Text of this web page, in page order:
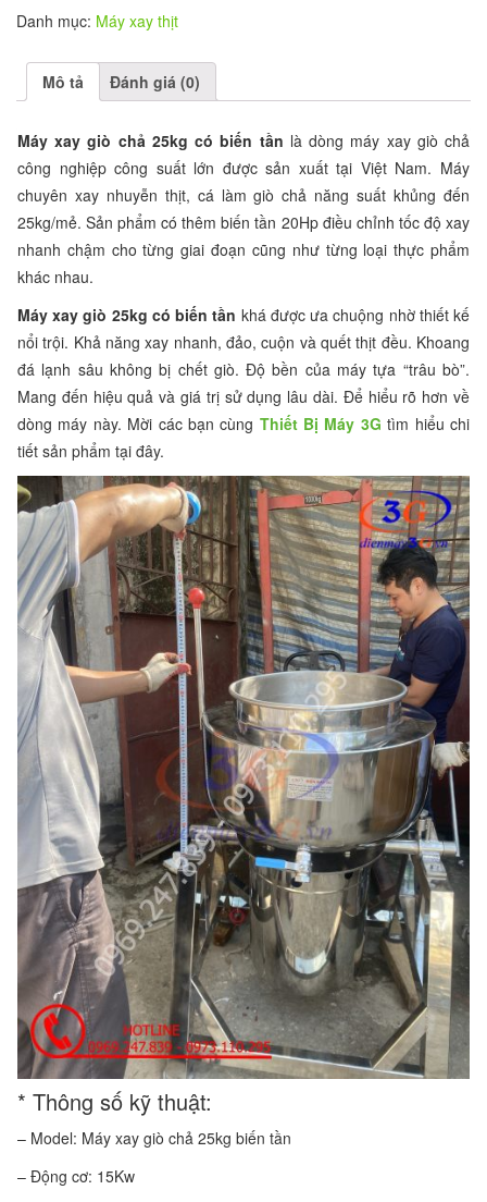
Danh mục: Máy xay thịt
Mô tả Đánh giá (0)
Máy xay giò chả 25kg có biến tần là dòng máy xay giò chả
công nghiệp công suất lớn được sản xuất tại Việt Nam. Máy
chuyên xay nhuyễn thịt, cá làm giò chả năng suất khủng đến
25kg/mẻ. Sản phẩm có thêm biến tần 20Hp điều chỉnh tốc độ xay
nhanh chậm cho từng giai đoạn cũng như từng loại thực phẩm
khác nhau.
Máy xay giò 25kg có biến tần khá được ưa chuộng nhờ thiết kế
nổi trội. Khả năng xay nhanh, đảo, cuộn và quết thịt đều. Khoang
đá lạnh sâu không bị chết giò. Độ bền của máy tựa “trâu bò”.
Mang đến hiệu quả và giá trị sử dụng lâu dài. Để hiểu rõ hơn về
dòng máy này. Mời các bạn cùng Thiết Bị Máy 3G tìm hiểu chi
tiết sản phẩm tại đây.
* Thông số kỹ thuật:
– Model: Máy xay giò chả 25kg biến tần
– Động cơ: 15Kw